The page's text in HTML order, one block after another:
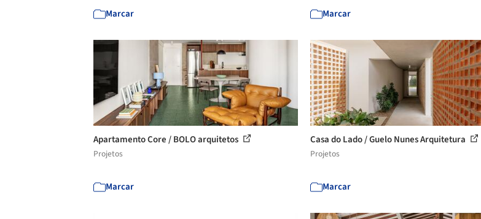
Marcar Marcar
Apartamento Core / BOLO arquitetos
Projetos
Marcar
Casa do Lado / Guelo Nunes Arquitetura
Projetos
Marcar